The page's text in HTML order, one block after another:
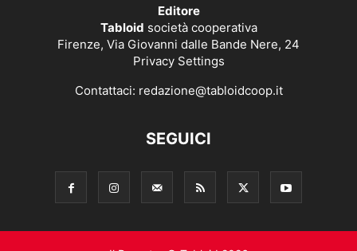
Editore
Tabloid società cooperativa
Firenze, Via Giovanni dalle Bande Nere, 24
Privacy Settings
Contattaci: redazione@tabloidcoop.it
SEGUICI